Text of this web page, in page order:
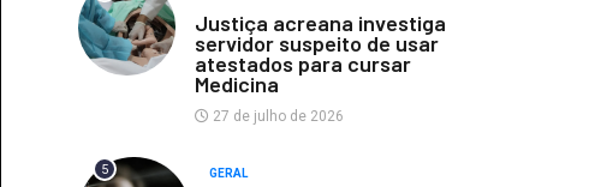
Justiça acreana investiga
servidor suspeito de usar
atestados para cursar
Medicina
27 de julho de 2026
5 GERAL